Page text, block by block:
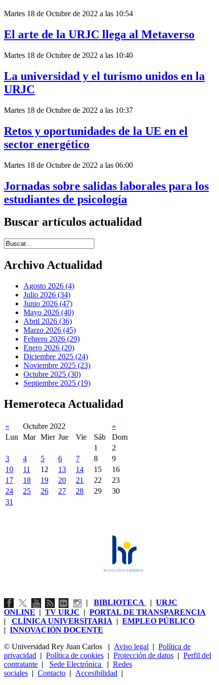
Martes 18 de Octubre de 2022 a las 10:54
El arte de la URJC llega al Metaverso
Martes 18 de Octubre de 2022 a las 10:40
La universidad y el turismo unidos en la
URJC
Martes 18 de Octubre de 2022 a las 10:37
Retos y oportunidades de la UE en el
sector energético
Martes 18 de Octubre de 2022 a las 06:00
Jornadas sobre salidas laborales para los
estudiantes de psicología
Buscar artículos actualidad
Introduce términos de búsqueda
Archivo Actualidad
Agosto 2026 (4)
Julio 2026 (34)
Junio 2026 (47)
Mayo 2026 (40)
Abril 2026 (36)
Marzo 2026 (45)
Febrero 2026 (29)
Enero 2026 (20)
Diciembre 2025 (24)
Noviembre 2025 (23)
Octubre 2025 (30)
Septiembre 2025 (19)
Hemeroteca Actualidad
« Octubre 2022
»
Lun
Mar Mier Jue Vie Sáb
Dom
1
2
3
4 5 6 7 8
9
10
11 12 13 14 15
16
17
18 19 20 21 22
23
24
25 26 27 28 29
30
31
| BIBLIOTECA | URJC
ONLINE | TV URJC | PORTAL DE TRANSPARENCIA
| CLÍNICA UNIVERSITARIA | EMPLEO PÚBLICO
| INNOVACIÓN DOCENTE
© Universidad Rey Juan Carlos
| Aviso legal | Política de
privacidad | Política de cookies | Protección de datos | Perfil del
contratante | Sede Electrónica | Redes
sociales | Contacto | Accesibilidad |